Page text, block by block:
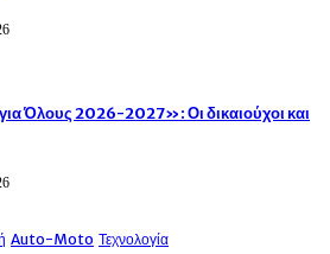
Όλους 2026-2027»: Οι δικαιούχοι και
Auto-Moto Τεχνολογία